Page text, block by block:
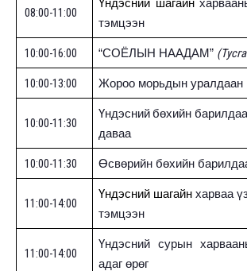
08:00-11:00
Үндэсний шагайн
тэмцээн
10:00-16:00 “СОЁЛЫН НААДАМ”
10:00-13:00 Жороо морьдын уралдаан
10:00-11:30
Үндэснийбөхийн
даваа
10:00-11:30 Өсвөрийн бөхийн
11:00-14:00
Үндэсний шагайнхарваа
тэмцээн
11:00-14:00
Үндэсний сурын
адаг өрөг